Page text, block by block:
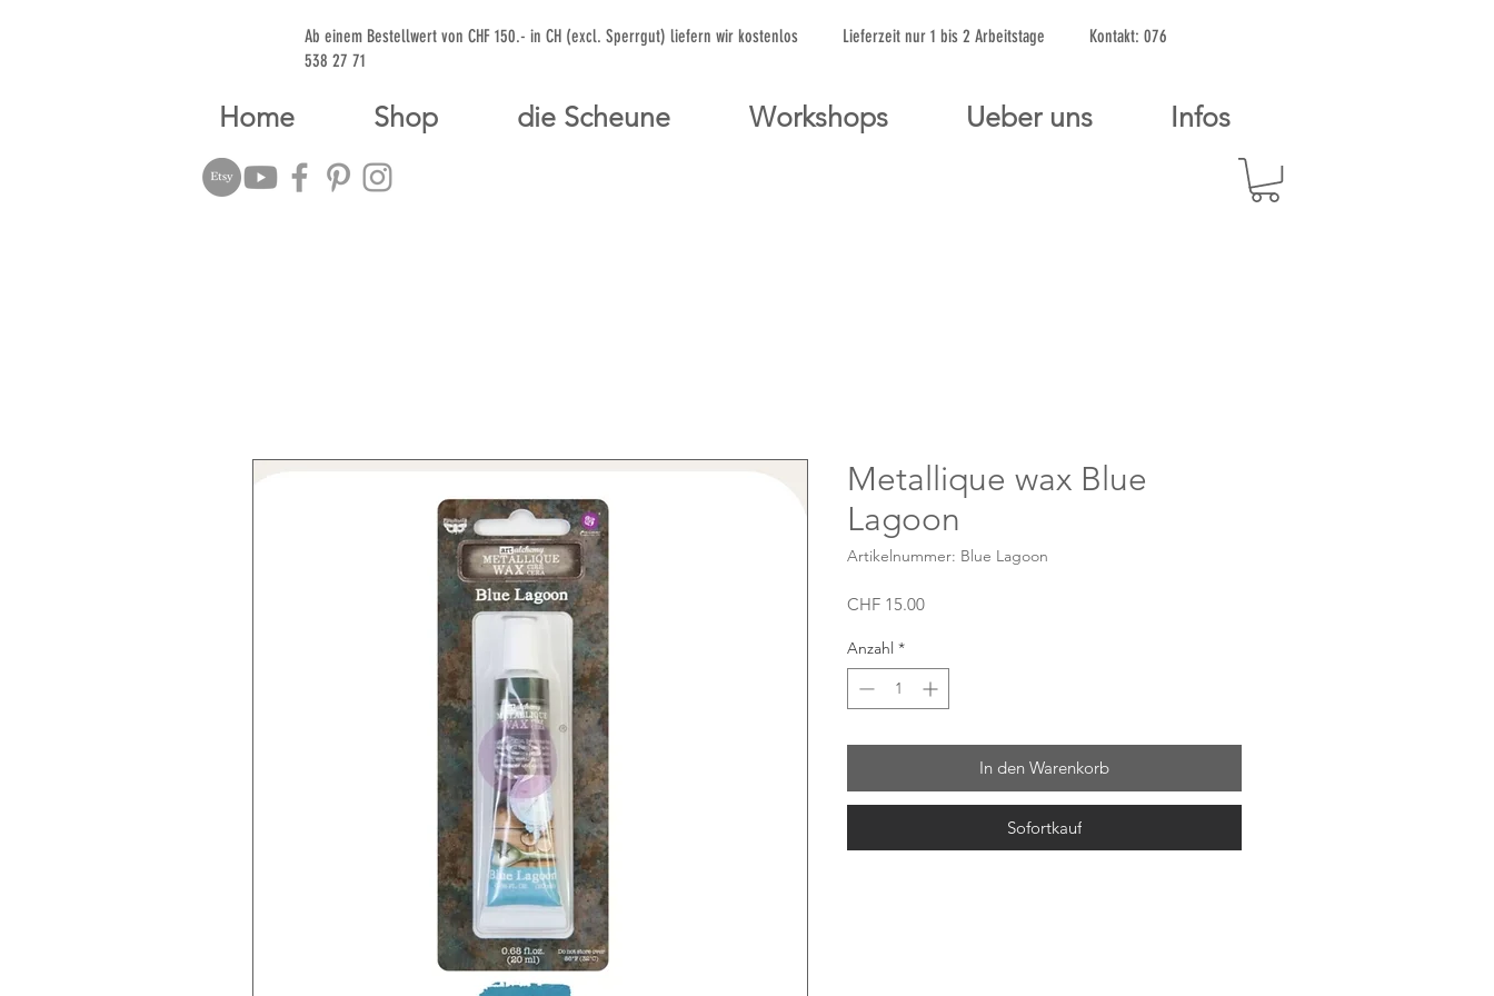
Ab einem Bestellwert von CHF 150.- in CH (excl. Sperrgut) liefern wir kostenlos Lieferzeit nur 1 bis 2 Arbeitstage Kontakt: 076
538 27 71
Home Shop die Scheune Workshops Ueber uns Infos
Metallique wax Blue
Lagoon
Artikelnummer: Blue Lagoon
CHF 15.00Preis
Anzahl *
In den Warenkorb
Sofortkauf